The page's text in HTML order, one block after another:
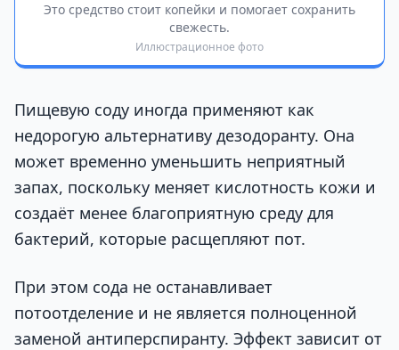
Это средство стоит копейки и помогает сохранить
свежесть.
Иллюстрационное фото
Пищевую соду иногда применяют как
недорогую альтернативу дезодоранту. Она
может временно уменьшить неприятный
запах, поскольку меняет кислотность кожи и
создаёт менее благоприятную среду для
бактерий, которые расщепляют пот.
При этом сода не останавливает
потоотделение и не является полноценной
заменой антиперспиранту. Эффект зависит от